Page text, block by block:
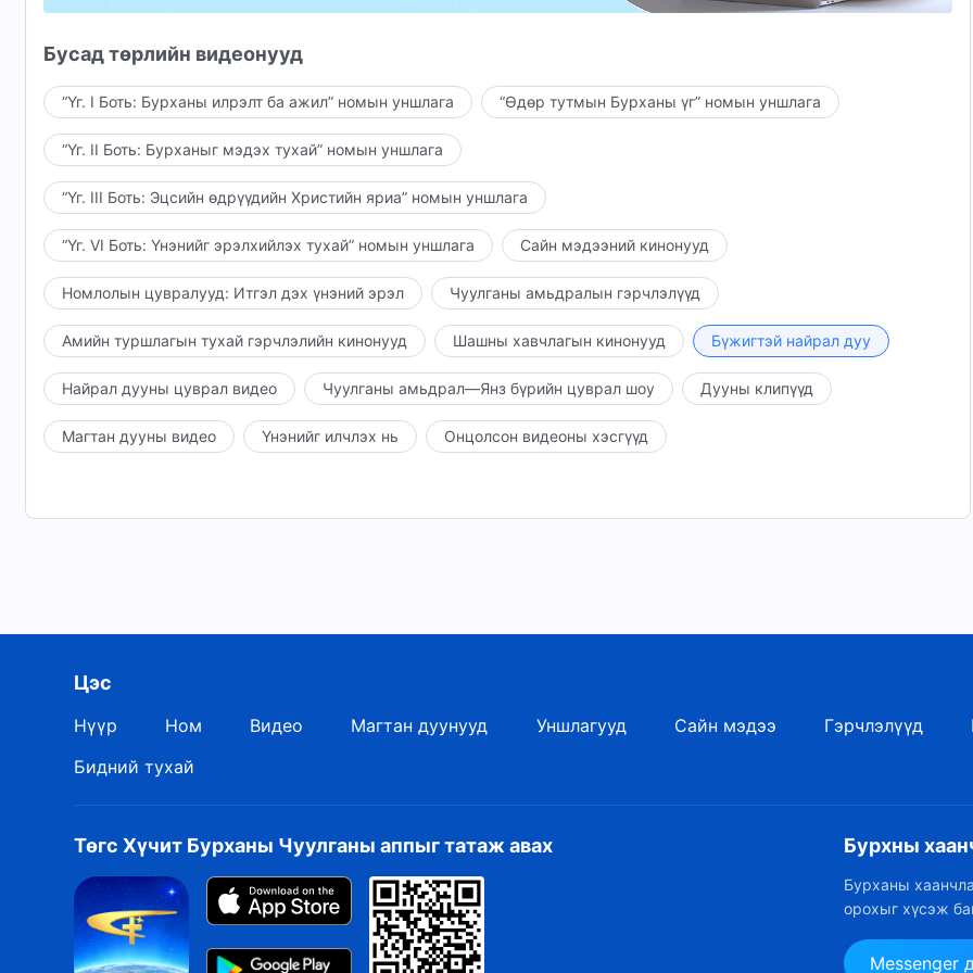
Үнэхээр би мөс чанаргүй, хүн гэж дуудуулахад зохисгүй.
Өршөөл, хүлцлийг үзүүлж, намайг аврахын тулд Бурхан чадах бүхнээ хийсэн.
Түүний шүүлт, цэвэршүүлэлт бүгд Түүний хайр билээ.
Бурханы шүүлтийг туулаад би Түүний зөвт байдлыг мэдсэн.
Би шинэ хүний төрхийг амьдран харуулдаг,
Бурханыг хайрладаг зүрх сэтгэл минь илүү ариухан.
Бурханы хайр татам байдлыг нь хараад сэтгэл минь Түүнийх болсон.
Гомдол, харуусалгүйгээр би Бурханы зохион байгуулалтад захирагдана.
бүх насаараа Түүнд би үнэнч байна.
Бусад төрлийн видеонууд
“Үг. I Боть: Бурханы илрэлт ба ажил” номын уншлага “Өдөр тутмын Бурханы үг” номын уншлага
“Үг. II Боть: Бурханыг мэдэх тухай” номын уншлага
“Үг. III Боть: Эцсийн өдрүүдийн Христийн яриа” номын уншлага
“Үг. VI Боть: Үнэнийг эрэлхийлэх тухай” номын уншлага Сайн мэдээний кинонууд
Номлолын цувралууд: Итгэл дэх үнэний эрэл Чуулганы амьдралын гэрчлэлүүд
Амийн туршлагын тухай гэрчлэлийн кинонууд Шашны хавчлагын кинонууд Бүжигтэй найрал дуу
Найрал дууны цуврал видео Чуулганы амьдрал—Янз бүрийн цуврал шоу Дууны клипүүд
Магтан дууны видео Үнэнийг илчлэх нь Онцолсон видеоны хэсгүүд
Цэс
Нүүр Ном Видео Магтан дуунууд Уншлагууд Сайн мэдээ Гэрчлэлүүд
Бидний тухай
Төгс Хүчит Бурханы Чуулганы аппыг татаж авах Бурхны
Бурханы
орохыг хүсэж
Messenger